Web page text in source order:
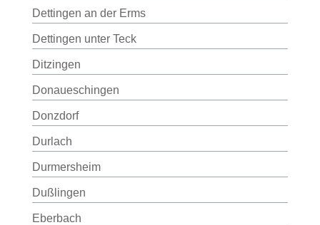
Dettingen an der Erms
Dettingen unter Teck
Ditzingen
Donaueschingen
Donzdorf
Durlach
Durmersheim
Dußlingen
Eberbach